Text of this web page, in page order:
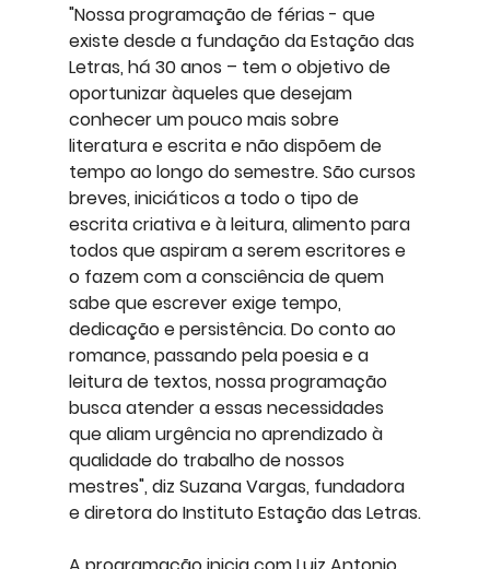
"Nossa programação de férias - que
existe desde a fundação da Estação das
Letras, há 30 anos – tem o objetivo de
oportunizar àqueles que desejam
conhecer um pouco mais sobre
literatura e escrita e não dispõem de
tempo ao longo do semestre. São cursos
breves, iniciáticos a todo o tipo de
escrita criativa e à leitura, alimento para
todos que aspiram a serem escritores e
o fazem com a consciência de quem
sabe que escrever exige tempo,
dedicação e persistência. Do conto ao
romance, passando pela poesia e a
leitura de textos, nossa programação
busca atender a essas necessidades
que aliam urgência no aprendizado à
qualidade do trabalho de nossos
mestres", diz Suzana Vargas, fundadora
e diretora do Instituto Estação das Letras.